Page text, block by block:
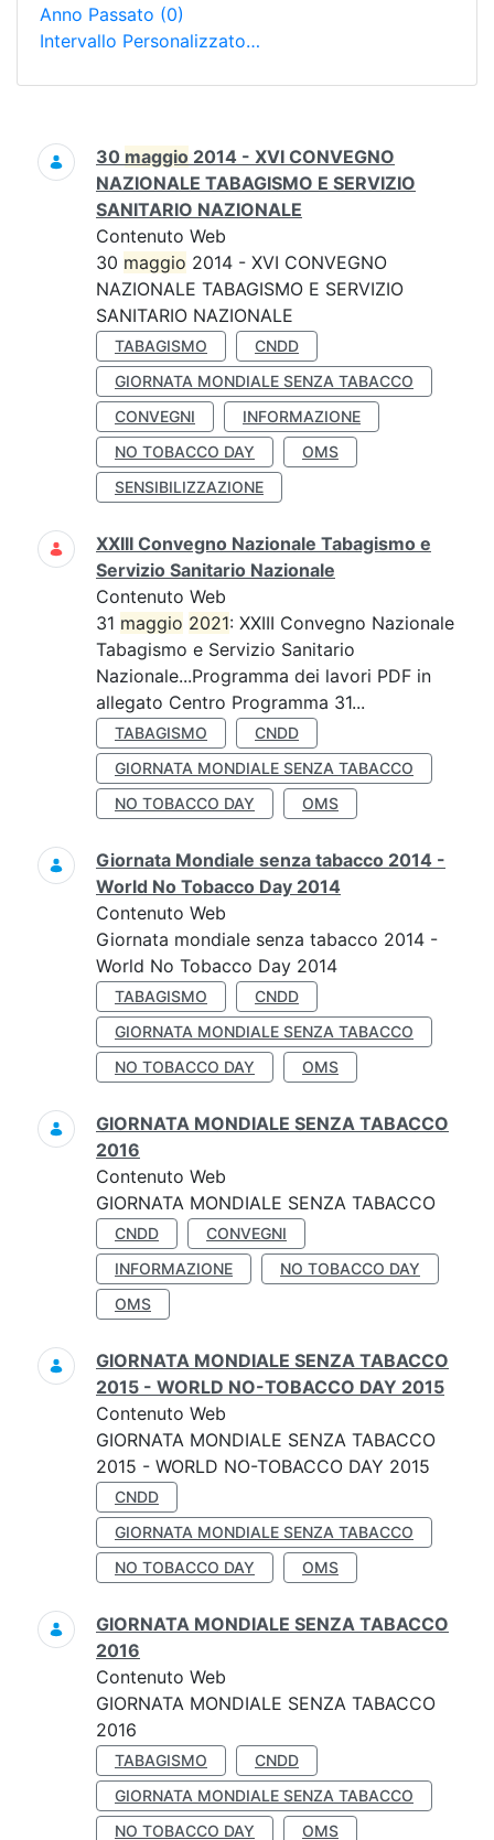
Anno Passato (0)
Intervallo Personalizzato…
Ricerca
30 maggio 2014 - XVI CONVEGNO
NAZIONALE TABAGISMO E SERVIZIO
SANITARIO NAZIONALE
Contenuto Web
30 maggio 2014 - XVI CONVEGNO
NAZIONALE TABAGISMO E SERVIZIO
SANITARIO NAZIONALE
TABAGISMO
CNDD
GIORNATA MONDIALE SENZA TABACCO
CONVEGNI
INFORMAZIONE
NO TOBACCO DAY
OMS
SENSIBILIZZAZIONE
XXIII Convegno Nazionale Tabagismo e
Servizio Sanitario Nazionale
Contenuto Web
31 maggio 2021: XXIII Convegno Nazionale
Tabagismo e Servizio Sanitario
Nazionale...Programma dei lavori PDF in
allegato Centro Programma 31...
TABAGISMO
CNDD
GIORNATA MONDIALE SENZA TABACCO
NO TOBACCO DAY
OMS
Giornata Mondiale senza tabacco 2014 -
World No Tobacco Day 2014
Contenuto Web
Giornata mondiale senza tabacco 2014 -
World No Tobacco Day 2014
TABAGISMO
CNDD
GIORNATA MONDIALE SENZA TABACCO
NO TOBACCO DAY
OMS
GIORNATA MONDIALE SENZA TABACCO
2016
Contenuto Web
GIORNATA MONDIALE SENZA TABACCO
CNDD
CONVEGNI
INFORMAZIONE
NO TOBACCO DAY
OMS
GIORNATA MONDIALE SENZA TABACCO
2015 - WORLD NO-TOBACCO DAY 2015
Contenuto Web
GIORNATA MONDIALE SENZA TABACCO
2015 - WORLD NO-TOBACCO DAY 2015
CNDD
GIORNATA MONDIALE SENZA TABACCO
NO TOBACCO DAY
OMS
GIORNATA MONDIALE SENZA TABACCO
2016
Contenuto Web
GIORNATA MONDIALE SENZA TABACCO
2016
TABAGISMO
CNDD
GIORNATA MONDIALE SENZA TABACCO
NO TOBACCO DAY
OMS